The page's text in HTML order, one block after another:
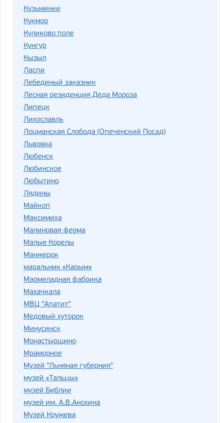
Кузьминки
Кукмор
Куликово поле
Кунгур
Кызыл
Ласпи
Лебединый заказник
Лесная резиденция Деда Мороза
Липецк
Лихославль
Лоцманская Слобода (Опеченский Посад)
Львовка
Любенск
Любинское
Любытино
Лядины
Майкоп
Максимиха
Малиновая ферма
Малые Корелы
Манжерок
маральник «Карым»
Мармеладная фабрика
Махачкала
МВЦ "Апатит"
Медовый хуторок
Минусинск
Монастырщино
Мраморное
Музей "Льняная губерния"
музей «Тальцы»
музей Библии
музей им. А.В.Анохина
Музей Кружева